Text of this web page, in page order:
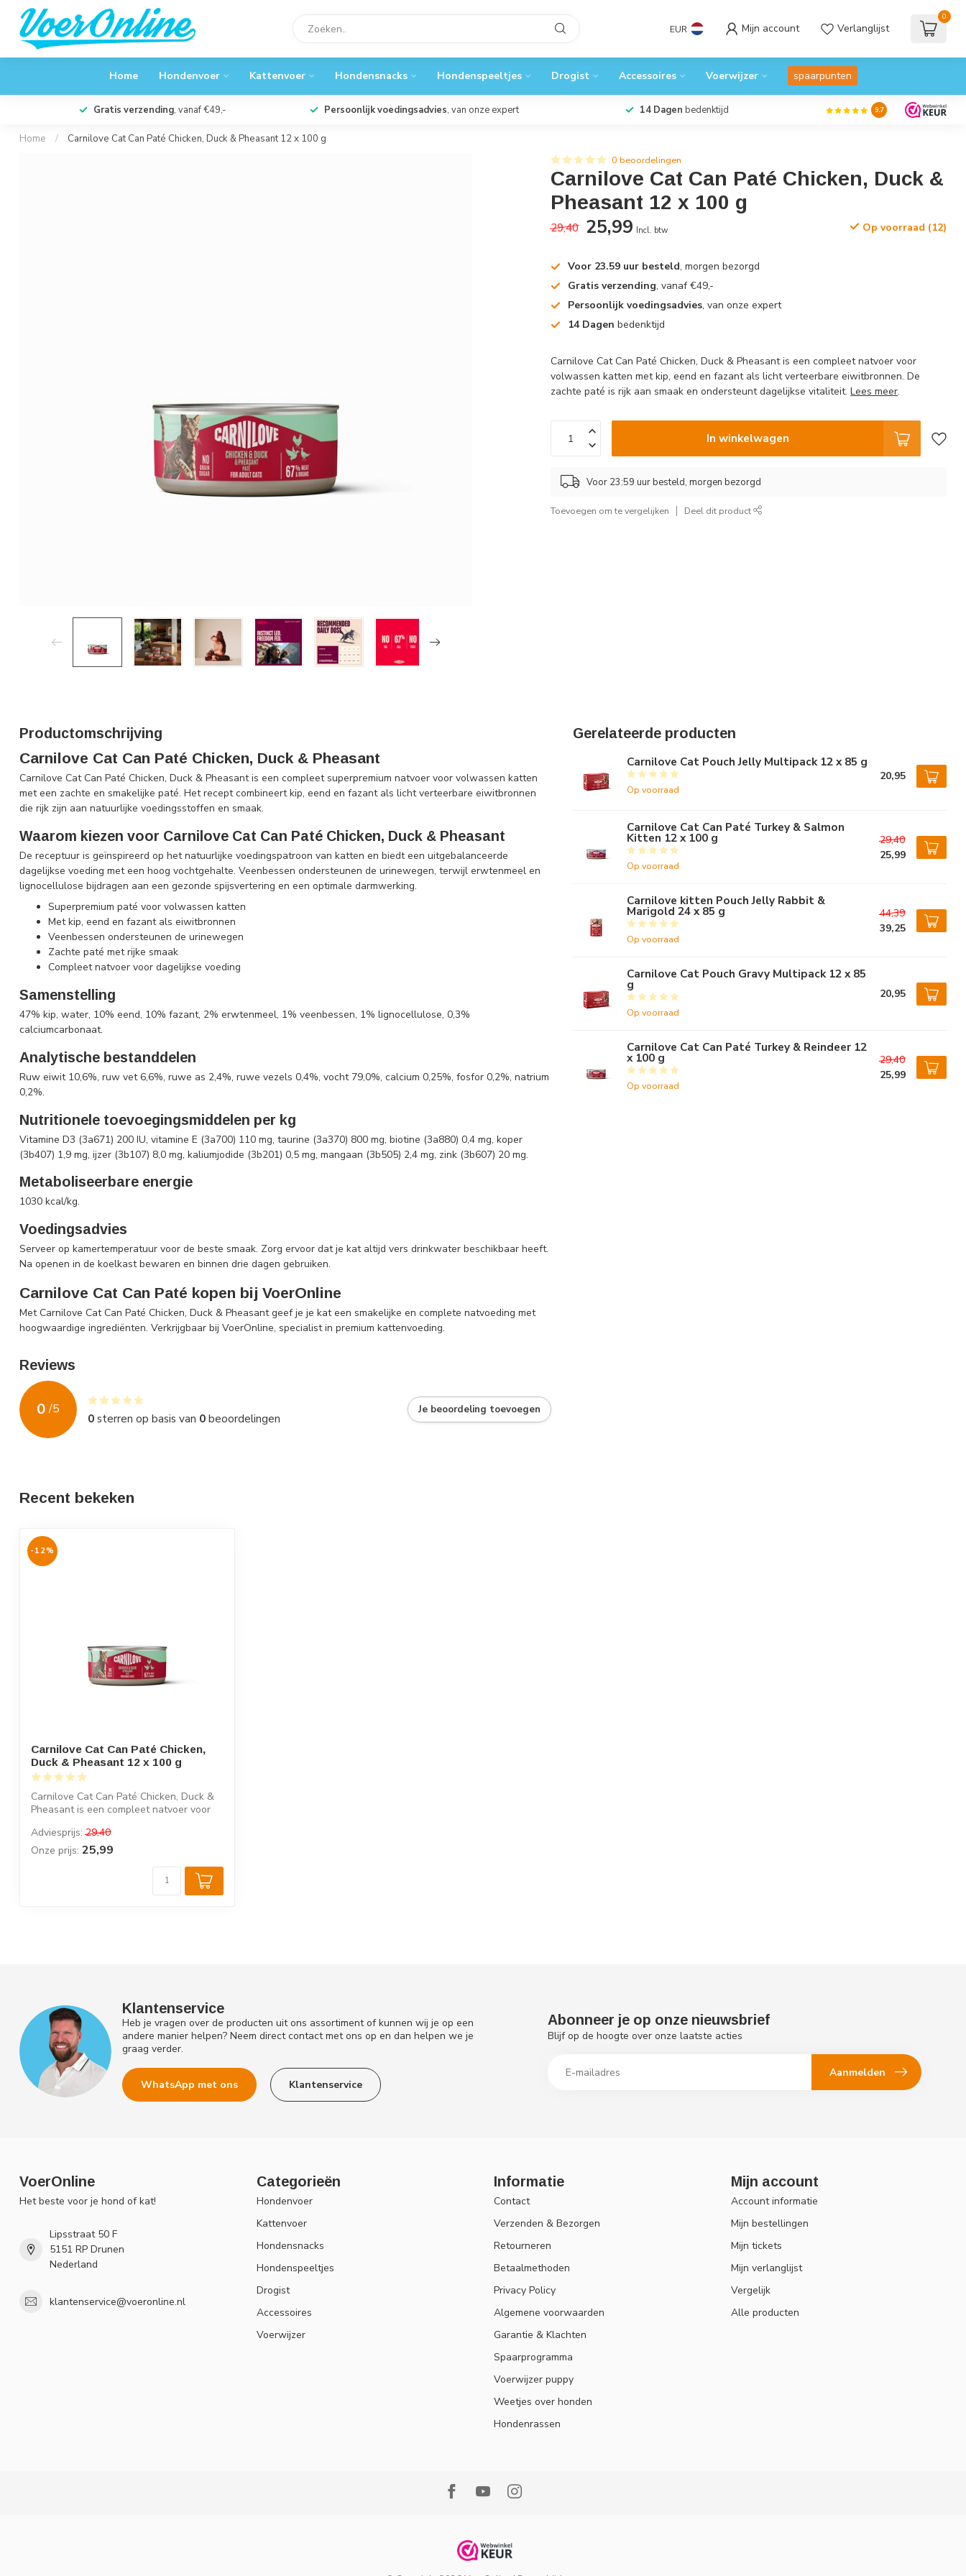
EUR Mijn account Verlanglijst
0
Home Hondenvoer Kattenvoer Hondensnacks Hondenspeeltjes Drogist Accessoires Voerwijzer spaarpunten
Gratis verzending, vanaf €49,- Persoonlijk voedingsadvies, van onze expert 14 Dagen bedenktijd 9.7
Home / Carnilove Cat Can Paté Chicken, Duck & Pheasant 12 x 100 g
0 beoordelingen
Carnilove Cat Can Paté Chicken, Duck &
Pheasant 12 x 100 g
29,40 25,99 Incl. btw Op voorraad (12)
Voor 23.59 uur besteld, morgen bezorgd
Gratis verzending, vanaf €49,-
Persoonlijk voedingsadvies, van onze expert
14 Dagen bedenktijd
Carnilove Cat Can Paté Chicken, Duck & Pheasant is een compleet natvoer voor
volwassen katten met kip, eend en fazant als licht verteerbare eiwitbronnen. De
zachte paté is rijk aan smaak en ondersteunt dagelijkse vitaliteit.Lees meer.
In winkelwagen
Voor 23:59 uur besteld, morgen bezorgd
Toevoegen om te vergelijken Deel dit product
Productomschrijving
Carnilove Cat Can Paté Chicken, Duck & Pheasant
Carnilove Cat Can Paté Chicken, Duck & Pheasant is een compleet superpremium natvoer voor volwassen katten
met een zachte en smakelijke paté. Het recept combineert kip, eend en fazant als licht verteerbare eiwitbronnen
die rijk zijn aan natuurlijke voedingsstoffen en smaak.
Waarom kiezen voor Carnilove Cat Can Paté Chicken, Duck & Pheasant
De receptuur is geïnspireerd op het natuurlijke voedingspatroon van katten en biedt een uitgebalanceerde
dagelijkse voeding met een hoog vochtgehalte. Veenbessen ondersteunen de urinewegen, terwijl erwtenmeel en
lignocellulose bijdragen aan een gezonde spijsvertering en een optimale darmwerking.
Superpremium paté voor volwassen katten
Met kip, eend en fazant als eiwitbronnen
Veenbessen ondersteunen de urinewegen
Zachte paté met rijke smaak
Compleet natvoer voor dagelijkse voeding
Samenstelling
47% kip, water, 10% eend, 10% fazant, 2% erwtenmeel, 1% veenbessen, 1% lignocellulose, 0,3%
calciumcarbonaat.
Analytische bestanddelen
Ruw eiwit 10,6%, ruw vet 6,6%, ruwe as 2,4%, ruwe vezels 0,4%, vocht 79,0%, calcium 0,25%, fosfor 0,2%, natrium
0,2%.
Nutritionele toevoegingsmiddelen per kg
Vitamine D3 (3a671) 200 IU, vitamine E (3a700) 110 mg, taurine (3a370) 800 mg, biotine (3a880) 0,4 mg, koper
(3b407) 1,9 mg, ijzer (3b107) 8,0 mg, kaliumjodide (3b201) 0,5 mg, mangaan (3b505) 2,4 mg, zink (3b607) 20 mg.
Metaboliseerbare energie
1030 kcal/kg.
Voedingsadvies
Serveer op kamertemperatuur voor de beste smaak. Zorg ervoor dat je kat altijd vers drinkwater beschikbaar heeft.
Na openen in de koelkast bewaren en binnen drie dagen gebruiken.
Carnilove Cat Can Paté kopen bij VoerOnline
Met Carnilove Cat Can Paté Chicken, Duck & Pheasant geef je je kat een smakelijke en complete natvoeding met
hoogwaardige ingrediënten. Verkrijgbaar bij VoerOnline, specialist in premium kattenvoeding.
Reviews
0 /5
0sterren op basis van 0beoordelingen
Je beoordeling toevoegen
Gerelateerde producten
Carnilove Cat Pouch Jelly Multipack 12 x 85 g
Op voorraad
20,95
Carnilove Cat Can Paté Turkey & Salmon
Kitten 12 x 100 g
Op voorraad
29,40
25,99
Carnilove kitten Pouch Jelly Rabbit &
Marigold 24 x 85 g
Op voorraad
44,39
39,25
Carnilove Cat Pouch Gravy Multipack 12 x 85
g
Op voorraad
20,95
Carnilove Cat Can Paté Turkey & Reindeer 12
x 100 g
Op voorraad
29,40
25,99
Recent bekeken
-12%
Carnilove Cat Can Paté Chicken,
Duck & Pheasant 12 x 100 g
Carnilove Cat Can Paté Chicken, Duck &
Pheasant is een compleet natvoer voor
Adviesprijs: 29,40
Onze prijs: 25,99
Klantenservice
Heb je vragen over de producten uit ons assortiment of kunnen wij je op een
andere manier helpen? Neem direct contact met ons op en dan helpen we je
graag verder.
WhatsApp met ons Klantenservice
Abonneer je op onze nieuwsbrief
Blijf op de hoogte over onze laatste acties
Aanmelden
VoerOnline
Het beste voor je hond of kat!
Lipsstraat 50 F
5151 RP Drunen
Nederland
klantenservice@voeronline.nl
Categorieën
Hondenvoer
Kattenvoer
Hondensnacks
Hondenspeeltjes
Drogist
Accessoires
Voerwijzer
Informatie
Contact
Verzenden & Bezorgen
Retourneren
Betaalmethoden
Privacy Policy
Algemene voorwaarden
Garantie & Klachten
Spaarprogramma
Voerwijzer puppy
Weetjes over honden
Hondenrassen
Mijn account
Account informatie
Mijn bestellingen
Mijn tickets
Mijn verlanglijst
Vergelijk
Alle producten